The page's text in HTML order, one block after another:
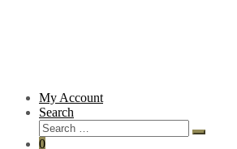
My Account
Search
0